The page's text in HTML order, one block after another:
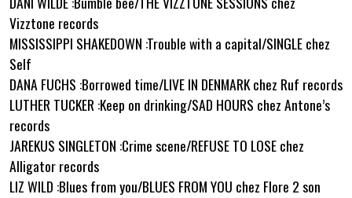
Vizztone records
MISSISSIPPI SHAKEDOWN :Trouble with a capital/SINGLE chez
Self
DANA FUCHS :Borrowed time/LIVE IN DENMARK chez Ruf records
LUTHER TUCKER :Keep on drinking/SAD HOURS chez Antone’s
records
JAREKUS SINGLETON :Crime scene/REFUSE TO LOSE chez
Alligator records
LIZ WILD :Blues from you/BLUES FROM YOU chez Flore 2 son